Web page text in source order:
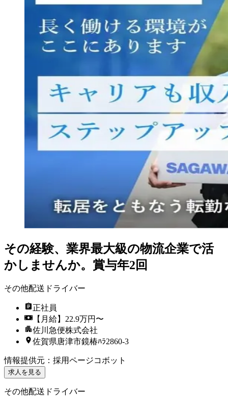
その経験、業界最大級の物流企業で活
かしませんか。賞与年2回
その他配送ドライバー
正社員
【月給】22.9万円〜
佐川急便株式会社
佐賀県唐津市鏡椿ﾊﾗ2860-3
情報提供元 ： 採用ページコボット
求人を見る
その他配送ドライバー